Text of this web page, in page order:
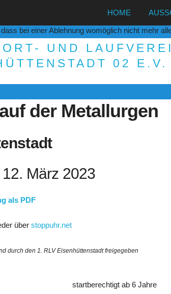
HOME
UND
02 E.V.
der Metallurgen
März 2023
als PDF
über stoppuhr.net
durch den 1. RLV Eisenhüttenstadt freigegeben
startberechtigt ab 6 Jahre
der Seite, während andere uns helfen, diese
bei einer Ablehnung womöglich nicht mehr